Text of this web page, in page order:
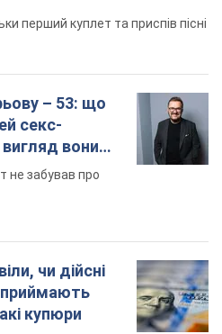
перший куплет та приспів пісні
– 53: що
секс-
вони
не забував про
чи дійсні
приймають
купюри